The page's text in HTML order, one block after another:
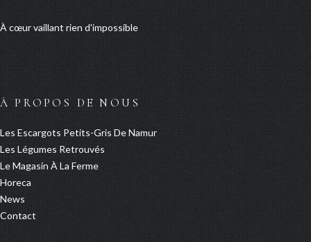
À cœur vaillant rien d'impossible
À PROPOS DE NOUS
Les Escargots Petits-Gris De Namur
Les Légumes Retrouvés
Le Magasin À La Ferme
Horeca
News
Contact